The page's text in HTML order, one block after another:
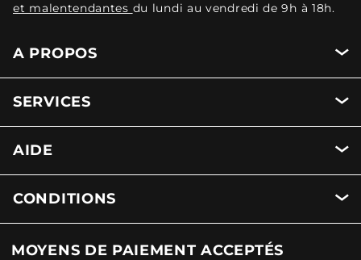
et malentendantes du lundi au vendredi de 9h à 18h.
A PROPOS
SERVICES
AIDE
CONDITIONS
MOYENS DE PAIEMENT ACCEPTÉS